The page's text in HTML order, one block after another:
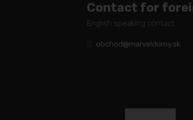
Contact for
English speaking contact
obchod@marveldomy.sk